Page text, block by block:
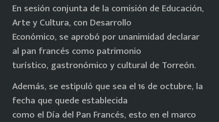
En sesión conjunta de la comisión de Educación,
Arte y Cultura, con Desarrollo
Económico, se aprobó por unanimidad declarar
al pan francés como patrimonio
turístico, gastronómico y cultural de Torreón.
Además, se estipuló que sea el 16 de octubre, la
fecha que quede establecida
como el Día del Pan Francés, esto en el marco